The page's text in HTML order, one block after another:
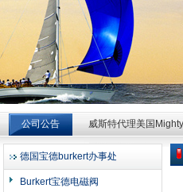
上海申思特自动化设备有限公司
公司公告
威斯特代理美国
威斯特代理美国
威斯特代理美国
德国宝德burkert办事处
Burkert宝德电磁阀